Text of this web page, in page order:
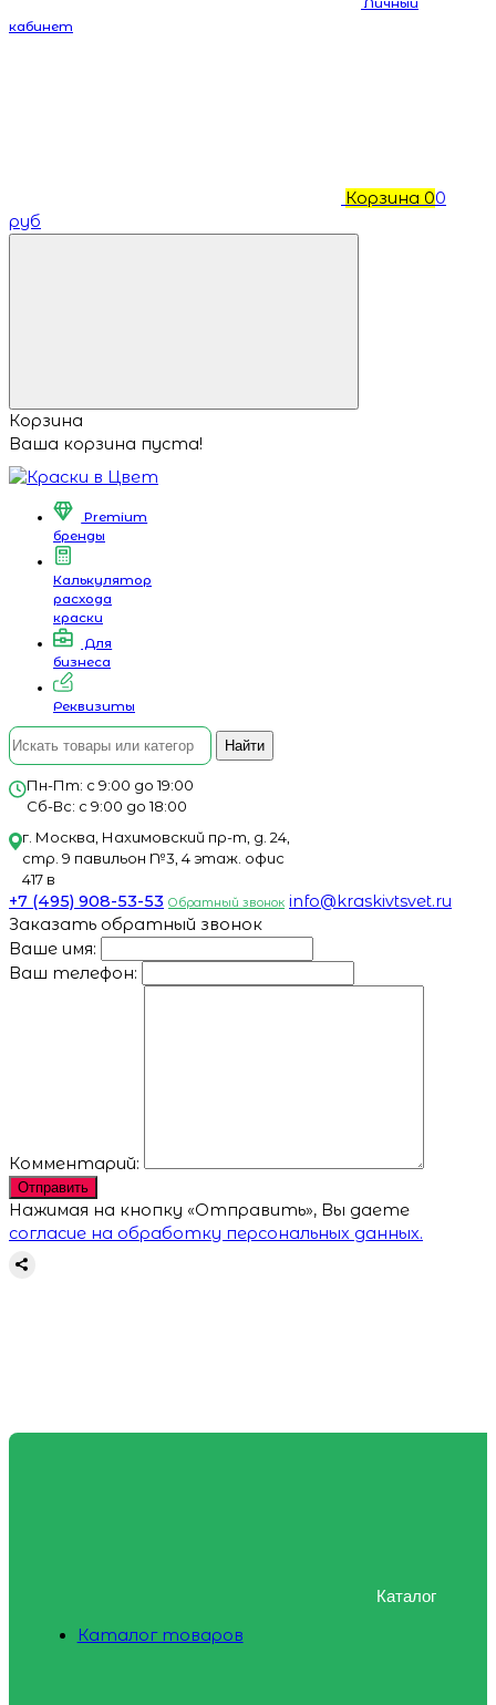
кабинет
Корзина 00
руб
Корзина
Ваша корзина пуста!
Premium
бренды
Калькулятор
расхода
краски
Для
бизнеса
Реквизиты
Найти
Пн-Пт: с 9:00 до 19:00
Сб-Вс: с 9:00 до 18:00
г. Москва, Нахимовский пр-т, д. 24,
стр. 9 павильон №3, 4 этаж. офис
417 в
+7 (495) 908-53-53 Обратный звонок info@kraskivtsvet.ru
Заказать обратный звонок
Ваше имя:
Ваш телефон:
Комментарий:
Отправить
Нажимая на кнопку «Отправить», Вы даете
согласие на обработку персональных данных.
Каталог
Каталог товаров